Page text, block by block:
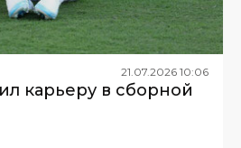
21 07 2026 10:06
карьеру в сборной